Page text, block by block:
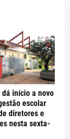
dá início a novo
escolar
diretores e
nesta sexta-